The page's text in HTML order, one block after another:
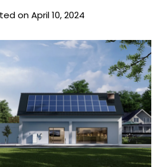
on April 10, 2024